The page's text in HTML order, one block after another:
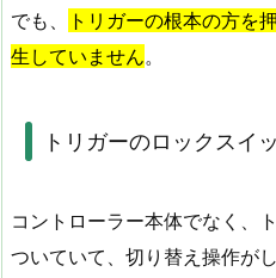
でも、
トリガーの根本の方を
生していません。
トリガーのロックスイ
コントローラー本体でなく、
ついていて、切り替え操作が